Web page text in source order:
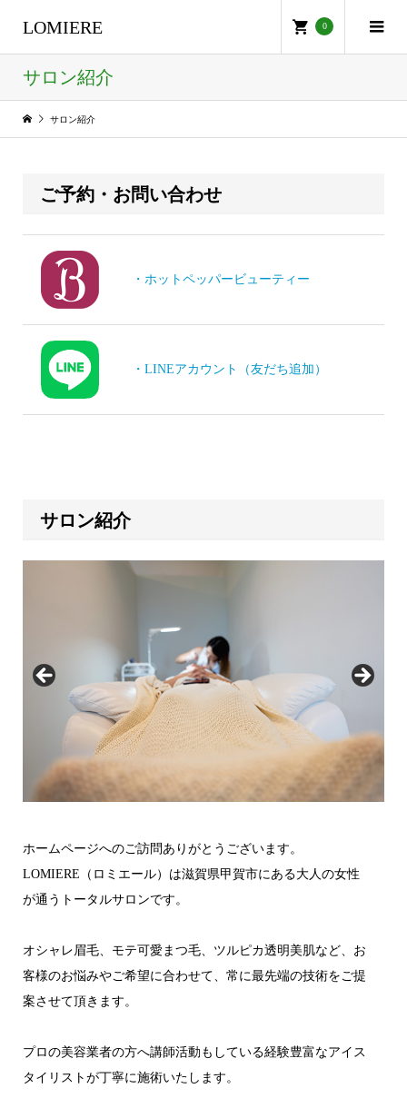
LOMIERE 0
サロン紹介
サロン紹介
ご予約・お問い合わせ
・ホットペッパービューティー
・LINEアカウント（友だち追加）
サロン紹介
ホームページへのご訪問ありがとうございます。
LOMIERE（ロミエール）は滋賀県甲賀市にある大人の女性
が通うトータルサロンです。
オシャレ眉毛、モテ可愛まつ毛、ツルピカ透明美肌など、お
客様のお悩みやご希望に合わせて、常に最先端の技術をご提
案させて頂きます。
プロの美容業者の方へ講師活動もしている経験豊富なアイス
タイリストが丁寧に施術いたします。